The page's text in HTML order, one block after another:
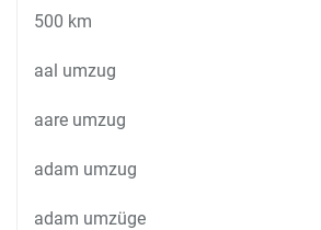
500 km
aal umzug
aare umzug
adam umzug
adam umzüge